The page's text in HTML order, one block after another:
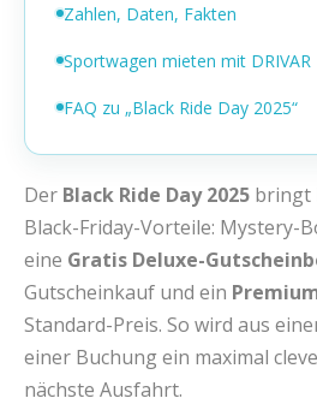
Zahlen, Daten, Fakten
Sportwagen mieten mit DRIVAR
FAQ zu „Black Ride Day 2025“
Der Black Ride Day 2025 bringt
Black-Friday-Vorteile: Mystery-
eine Gratis Deluxe-
Gutscheinkauf und ein
Standard-Preis. So wird aus
einer Buchung ein maximal
nächste Ausfahrt.